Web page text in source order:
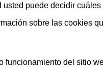
puede decidir
sobre las cookies
funcionamiento del sitio